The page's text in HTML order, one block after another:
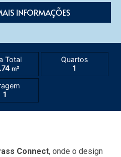
INFORMAÇÕES
Total
m²
Quartos
1
1
Connect, onde o design